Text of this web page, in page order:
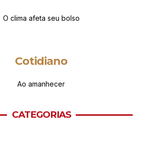
O clima afeta seu bolso
Cotidiano
Ao amanhecer
CATEGORIAS